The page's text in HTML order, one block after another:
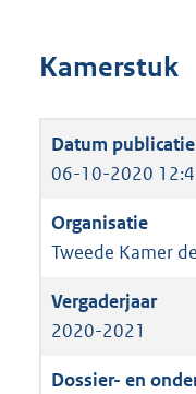
Kamerstuk
06-10-2020
Tweede Kamer
2020-2021